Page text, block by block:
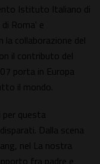
Istituto Italiano di
Roma' e
collaborazione del
il contributo del
porta in Europa
il mondo.
questa
Dalla scena
nel La nostra
fra padre e